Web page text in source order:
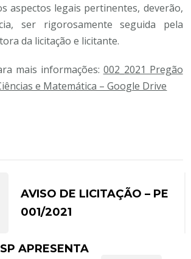
aspectos legais pertinentes, deverão,
ser rigorosamente seguida pela
da licitação e licitante.
mais informações: 002_2021 Pregão
e Matemática – Google Drive
AVISO DE LICITAÇÃO – PE
001/2021
APRESENTA